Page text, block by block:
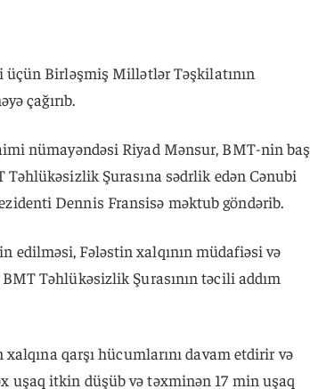
üçün Birləşmiş Millətlər Təşkilatının
çağırıb.
nümayəndəsi Riyad Mənsur, BMT-nin baş
Şurasına sədrlik edən Cənubi
Dennis Fransisə məktub göndərib.
edilməsi, Fələstin xalqının müdafiəsi və
Təhlükəsizlik Şurasının təcili addım
qarşı hücumlarını davam etdirir və
uşaq itkin düşüb və təxminən 17 min uşaq